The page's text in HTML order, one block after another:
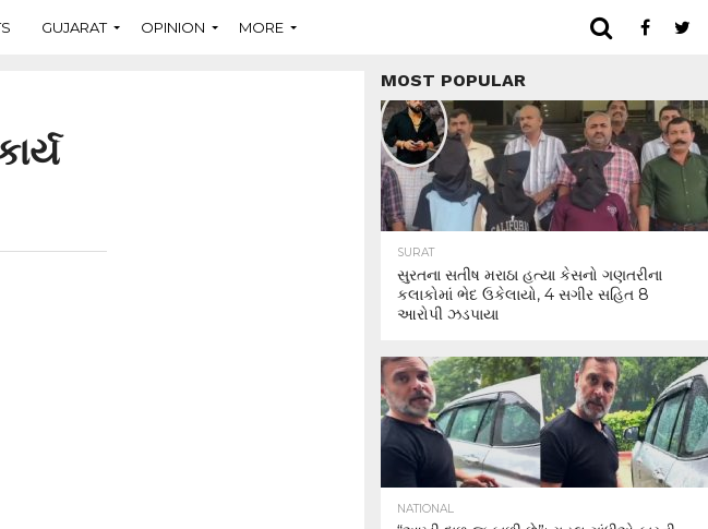
GUJARAT OPINION MORE
MOST POPULAR
SURAT
સુરતના સતીષ મરાઠા હત્યા કેસનો ગણતરીના
કલાકોમાં ભેદ ઉકેલાયો, 4 સગીર સહિત 8
આરોપી ઝડપાયા
NATIONAL